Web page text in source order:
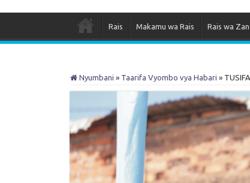
Rais Makamu wa Rais Rais wa
Nyumbani » Taarifa Vyombo vya Habari »